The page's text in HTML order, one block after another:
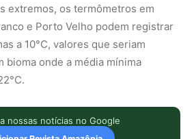
extremos, os termômetros em
e Porto Velho podem registrar
a 10°C, valores que seriam
bioma onde a média mínima
nossas notícias no Google